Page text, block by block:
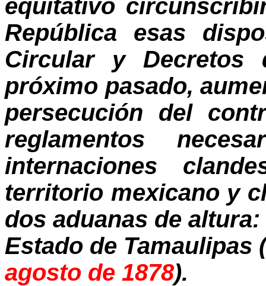
equitativo
República esas
Circular y
próximo pasado,
persecución del
reglamentos
internaciones
territorio mexicano y
dos aduanas de
Estado de Tamaulipas (
agosto de 1878).